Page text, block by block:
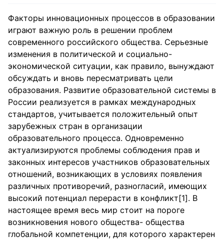
Факторы инновационных процессов в образовании
играют важную роль в решении проблем
современного российского общества. Серьезные
изменения в политической и социально-
экономической ситуации, как правило, вынуждают
обсуждать и вновь пересматривать цели
образования. Развитие образовательной системы в
России реализуется в рамках международных
стандартов, учитывается положительный опыт
зарубежных стран в организации
образовательного процесса. Одновременно
актуализируются проблемы соблюдения прав и
законных интересов участников образовательных
отношений, возникающих в условиях появления
различных противоречий, разногласий, имеющих
высокий потенциал перерасти в конфликт[1]. В
настоящее время весь мир стоит на пороге
возникновения нового общества- общества
глобальной компетенции, для которого характерен